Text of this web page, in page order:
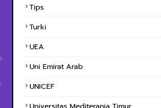
Tips
Turki
UEA
Uni Emirat Arab
UNICEF